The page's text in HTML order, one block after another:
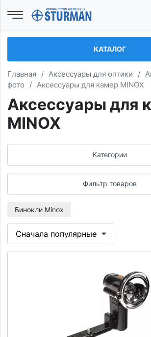
КАТАЛОГ
Главная / Аксессуары для оптики /
фото
/ Аксессуары для камер MINOX
Аксессуары для
MINOX
Категории
Фильтр товаров
Бинокли Minox